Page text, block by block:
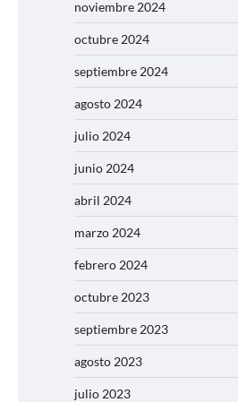
noviembre 2024
octubre 2024
septiembre 2024
agosto 2024
julio 2024
junio 2024
abril 2024
marzo 2024
febrero 2024
octubre 2023
septiembre 2023
agosto 2023
julio 2023